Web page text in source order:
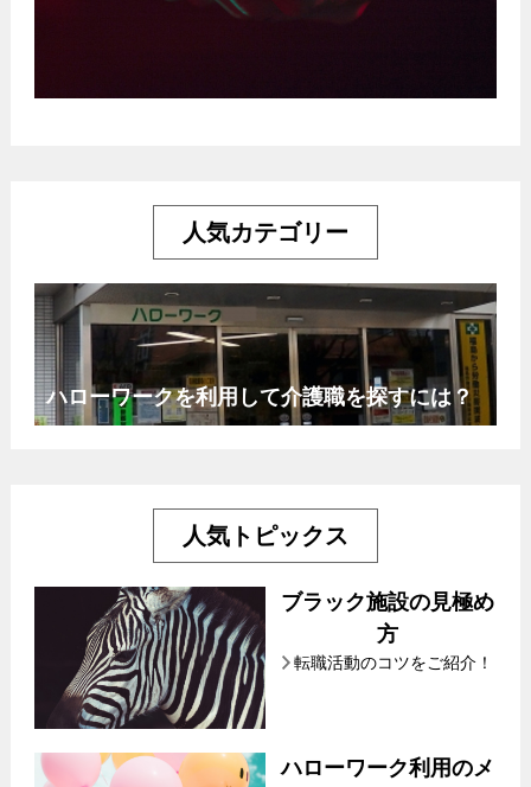
人気カテゴリー
ハローワークを利用して介護職を探すには？
人気トピックス
ブラック施設の見極め
方
転職活動のコツをご紹介！
ハローワーク利用のメ